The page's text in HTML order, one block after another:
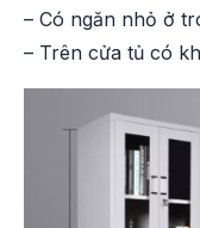
– Có ngăn nhỏ ở
– Trên cửa tủ có